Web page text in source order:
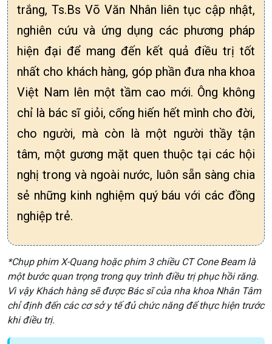
trắng, Ts.Bs Võ Văn Nhân liên tục cập nhật,
nghiên cứu và ứng dụng các phương pháp
hiện đại để mang đến kết quả điều trị tốt
nhất cho khách hàng, góp phần đưa nha khoa
Việt Nam lên một tầm cao mới. Ông không
chỉ là bác sĩ giỏi, cống hiến hết mình cho đời,
cho người, mà còn là một người thầy tận
tâm, một gương mặt quen thuộc tại các hội
nghị trong và ngoài nước, luôn sẵn sàng chia
sẻ những kinh nghiệm quý báu với các đồng
nghiệp trẻ.
*Chụp phim X-Quang hoặc phim 3 chiều CT Cone Beam là
một bước quan trọng trong quy trình điều trị phục hồi răng.
Vì vậy Khách hàng sẽ được Bác sĩ của nha khoa Nhân Tâm
chỉ định đến các cơ sở y tế đủ chức năng để thực hiện trước
khi điều trị.